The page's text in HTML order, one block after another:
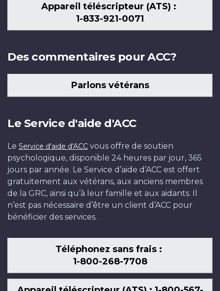
Appareil téléscripteur (ATS) :
1-833-921-0071
Des commentaires pour ACC?
Parlons vétérans
Le Service d'aide d'ACC
Le Service d'aide d'ACC vous offre de soutien
psychologique, disponible 24 heures par jour, 365
jours par année. Le Service d’aide d’ACC est offert
gratuitement aux vétérans, aux anciens membres
de la GRC, ainsi qu’à leur famille et aux aidants. Il
n’est pas nécessaire d’être un client d’ACC pour
bénéficier des services.
Téléphonez sans frais :
1-800-268-7708